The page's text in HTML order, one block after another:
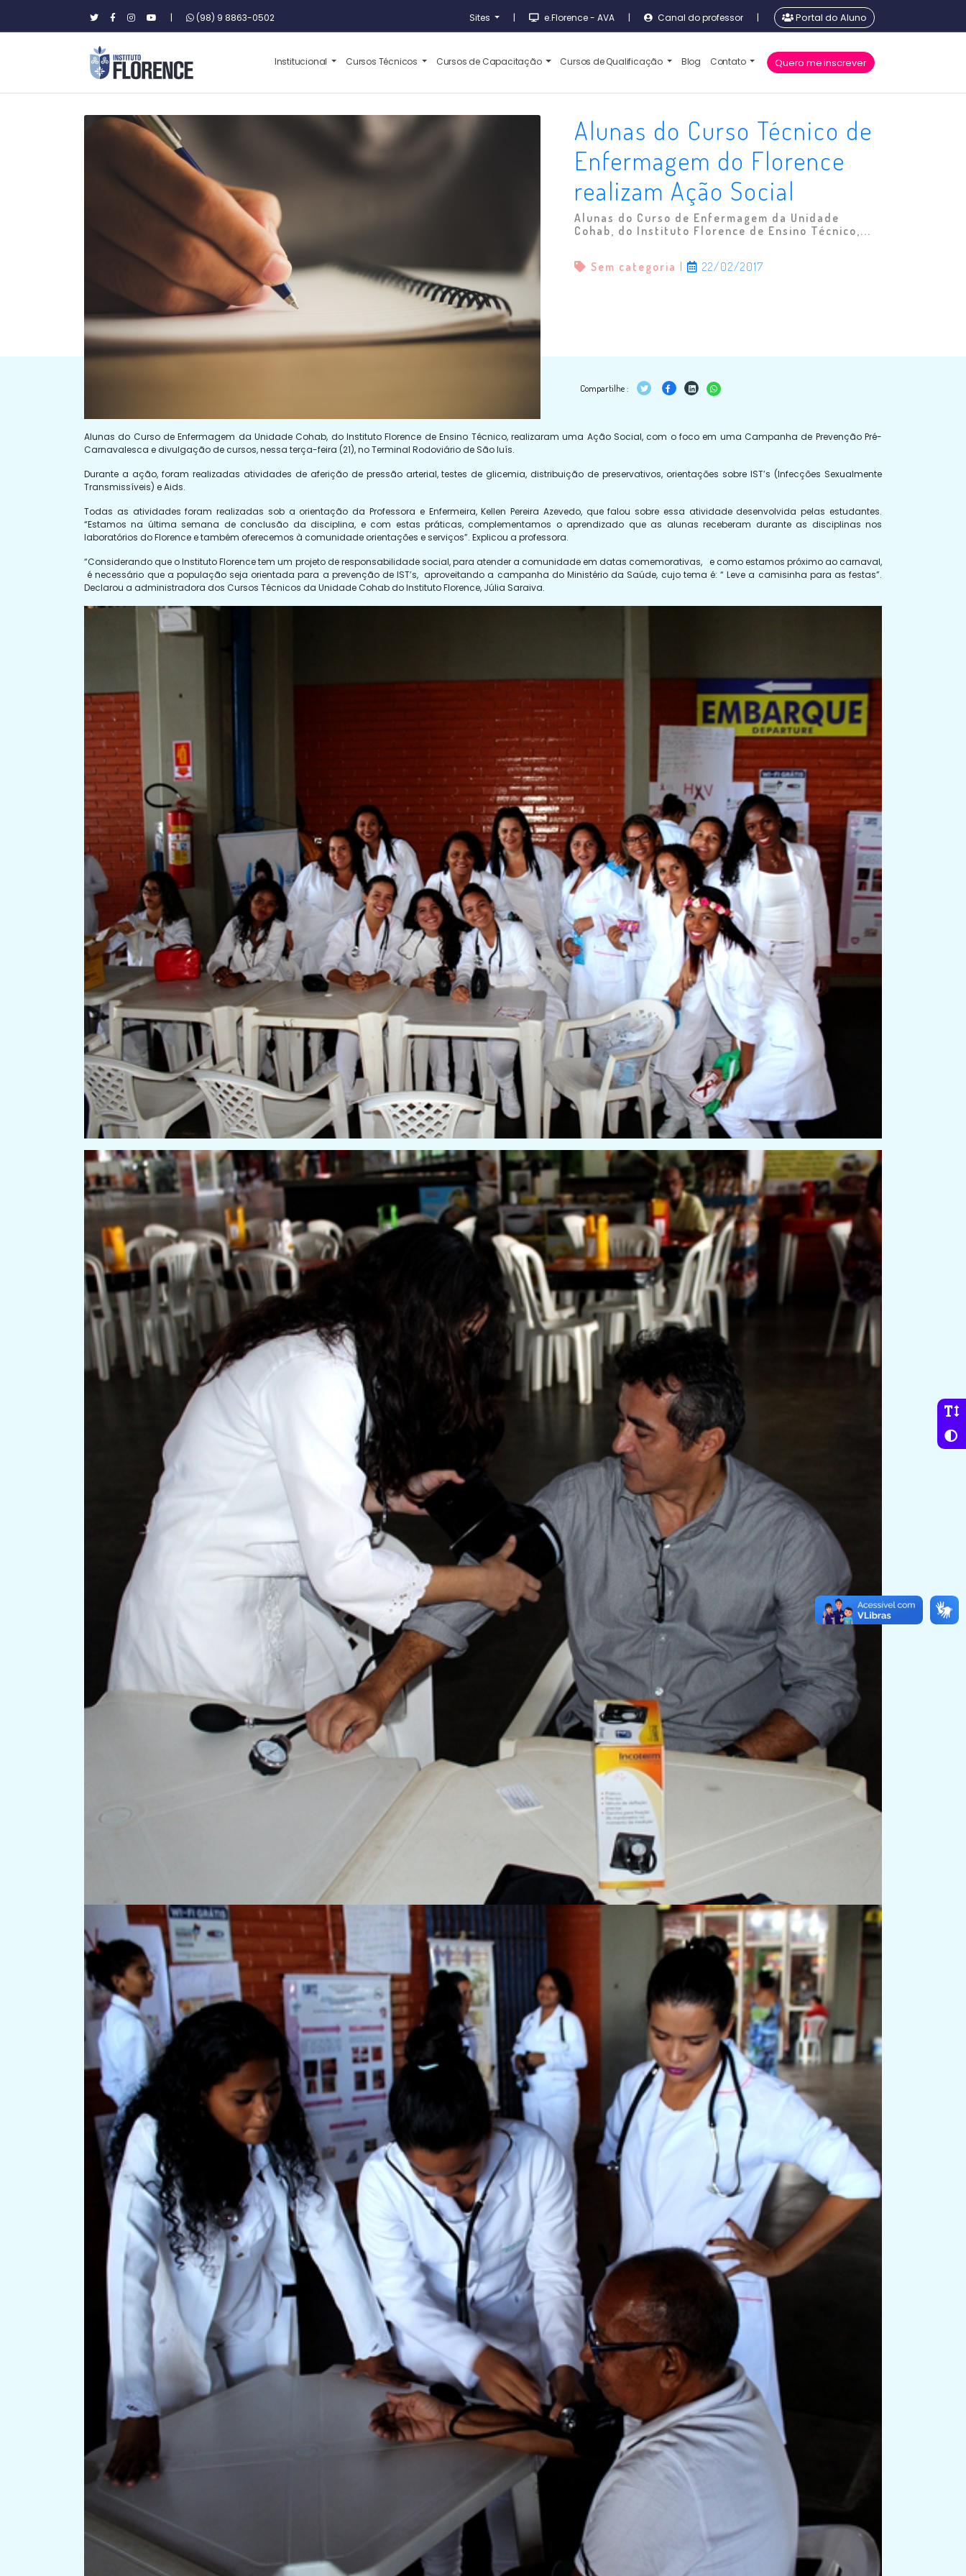
| (98) 9 8863-0502 Sites | e.Florence - AVA | Canal do professor | Portal do Aluno
Institucional Cursos Técnicos Cursos de Capacitação Cursos de Qualificação Blog Contato Quero me inscrever
Alunas do Curso Técnico de
Enfermagem do Florence
realizam Ação Social
Alunas do Curso de Enfermagem da Unidade
Cohab, do Instituto Florence de Ensino Técnico,...
Sem categoria 22/02/2017
Compartilhe :
Alunas do Curso de Enfermagem da Unidade Cohab, do Instituto Florence de Ensino Técnico, realizaram uma Ação Social, com o foco em uma Campanha de Prevenção Pré-
Carnavalesca e divulgação de cursos, nessa terça-feira (21), no Terminal Rodoviário de São luís.
Durante a ação, foram realizadas atividades de aferição de pressão arterial, testes de glicemia, distribuição de preservativos, orientações sobre IST’s (Infecções Sexualmente
Transmissíveis) e Aids.
Todas as atividades foram realizadas sob a orientação da Professora e Enfermeira, Kellen Pereira Azevedo, que falou sobre essa atividade desenvolvida pelas estudantes.
“Estamos na última semana de conclusão da disciplina, e com estas práticas, complementamos o aprendizado que as alunas receberam durante as disciplinas nos
laboratórios do Florence e também oferecemos à comunidade orientações e serviços”. Explicou a professora.
“Considerando que o Instituto Florence tem um projeto de responsabilidade social, para atender a comunidade em datas comemorativas, e como estamos próximo ao carnaval,
é necessário que a população seja orientada para a prevenção de IST’s, aproveitando a campanha do Ministério da Saúde, cujo tema é: “ Leve a camisinha para as festas”.
Declarou a administradora dos Cursos Técnicos da Unidade Cohab do Instituto Florence, Júlia Saraiva.